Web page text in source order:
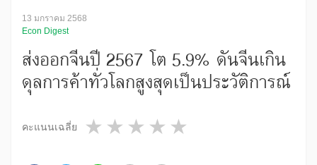
13 มกราคม 2568
Econ Digest
ส่งออกจีนปี 2567 โต 5.9% ดันจีนเกิน
ดุลการค้าทั่วโลกสูงสุดเป็นประวัติการณ์
คะแนนเฉลี่ย 4 stars
3 stars
2 stars
1 star